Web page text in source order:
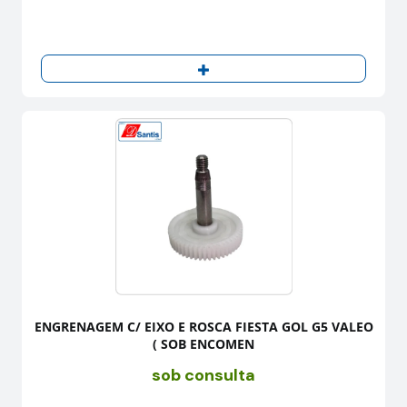
ENGRENAGEM C/ EIXO E ROSCA FIESTA GOL G5 VALEO
( SOB ENCOMEN
sob consulta